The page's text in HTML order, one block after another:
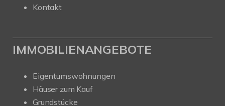
Kontakt
IMMOBILIENANGEBOTE
Eigentumswohnungen
Häuser zum Kauf
Grundstücke